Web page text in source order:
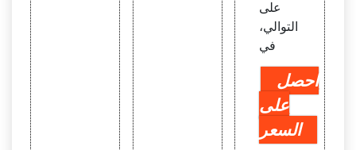
على
التوالي،
في
احصل
على
السعر